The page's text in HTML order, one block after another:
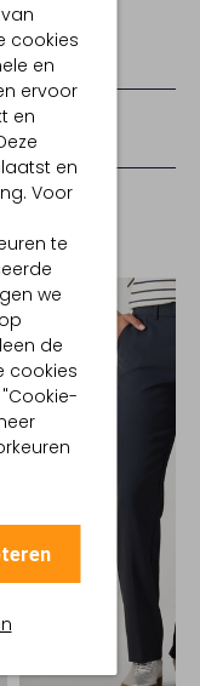
cookies
en
ervoor
en
en
Voor
te
we
de
cookies